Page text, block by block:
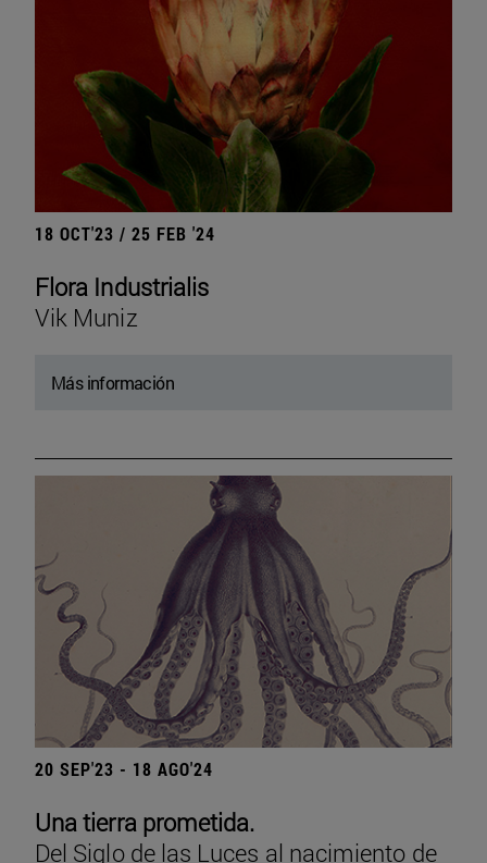
18 OCT'23 / 25 FEB '24
Flora Industrialis
Vik Muniz
Más información
20 SEP'23 - 18 AGO'24
Una tierra prometida.
Del Siglo de las Luces al nacimiento de